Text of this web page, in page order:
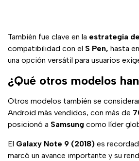
También fue clave en la estrategia
compatibilidad con el S Pen, hasta
una opción versátil para usuarios
¿Qué otros modelos
Otros modelos también se
Android más vendidos, con más de
posicionó a Samsung como líder
El Galaxy Note 9 (2018) es
marcó un avance importante y su